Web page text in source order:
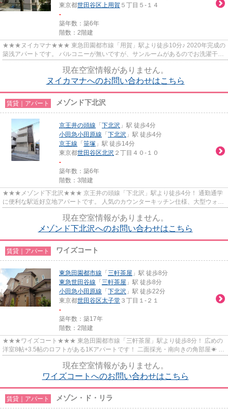
東京都世田谷区上用賀 ５丁目５-１４
-
築年数：築6年
階数：2階建
★★★ヌイカマナ★★★ 東急田園都市線「用賀」駅より徒歩10分♪ 2020年完成の
築浅アパートです。 バルコニーが無いですが、サンルームがあるのでお洗濯干し
現在空室情報がありません。
ヌイカマナへのお問い合わせはこちら
賃貸｜アパート メゾンド下北沢
京王井の頭線 「 下北沢 」駅 徒歩4分
小田急小田原線 「 下北沢 」駅 徒歩4分
京王線 「 笹塚 」駅 徒歩14分
東京都世田谷区北沢 ２丁目４０-１０
-
築年数：築6年
階数：3階建
★★★メゾンド下北沢★★★ 京王井の頭線「下北沢」駅より徒歩4分！ 通勤通学
に便利な駅近好立地アパートです。 人気のカウンターキッチン仕様、大型ウォー
現在空室情報がありません。
メゾンド下北沢へのお問い合わせはこちら
賃貸｜アパート ワイズコート
東急田園都市線 「 三軒茶屋 」駅 徒歩8分
東急世田谷線 「 三軒茶屋 」駅 徒歩8分
小田急小田原線 「 下北沢 」駅 徒歩22分
東京都世田谷区太子堂 ３丁目１-２１
-
築年数：築17年
階数：2階建
★★★ワイズコート★★★ 東急田園都市線「三軒茶屋」駅より徒歩8分！ 広めの
洋室8帖+3.5帖のロフトがある1Kアパートです！ 二面採光・南向きの角部屋☀ オ
現在空室情報がありません。
ワイズコートへのお問い合わせはこちら
賃貸｜アパート メゾン・ド・リラ